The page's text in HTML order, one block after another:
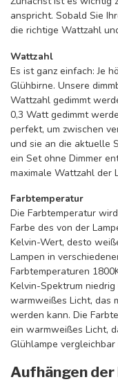
anspricht. Sobald Sie
die richtige Wattzahl
Wattzahl
Es ist ganz einfach: Je
Glühbirne. Unsere
Wattzahl gedimmt
0,3 Watt gedimmt
perfekt, um zwischen
und sie an die aktuelle
ein Set ohne Dimmer
maximale Wattzahl der
Farbtemperatur
Die Farbtemperatur
Farbe des von der
Kelvin-Wert, desto
Lampen in
Farbtemperaturen
Kelvin-Spektrum
warmweißes Licht, das
werden kann. Die
ein warmweißes Licht,
Glühlampe vergleichbar
Aufhängen